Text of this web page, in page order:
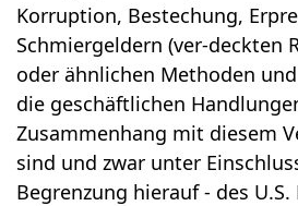
Korruption, Bestechung,
Schmiergeldern (ver-deckten
oder ähnlichen Methoden
die geschäftlichen
Zusammenhang mit diesem
sind und zwar unter
Begrenzung hierauf - des